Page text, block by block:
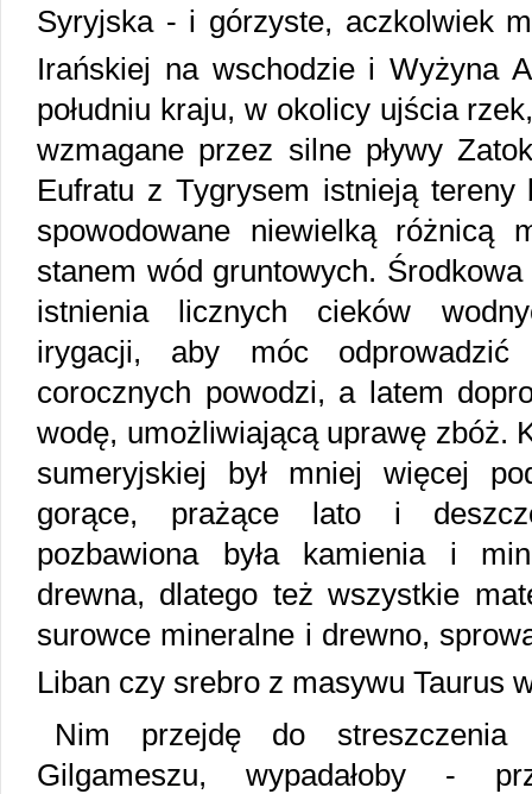
Syryjska - i górzyste, aczkolwiek
Irańskiej na wschodzie i Wyżyna
południu kraju, w okolicy ujścia
wzmagane przez silne pływy
Eufratu z Tygrysem istnieją
spowodowane niewielką różnicą
stanem wód gruntowych.
istnienia licznych cieków
irygacji, aby móc
corocznych powodzi, a latem
wodę, umożliwiającą uprawę zbóż.
sumeryjskiej był mniej więcej
gorące, prażące lato i
pozbawiona była kamienia i
drewna, dlatego też wszystkie
surowce mineralne i drewno,
Liban czy srebro z masywu Taurus
Nim przejdę do
Gilgameszu, wypadałoby -